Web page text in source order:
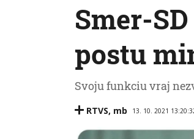
Smer-
postu
Svoju funkciu vraj
RTVS, mb 13. 10. 2021